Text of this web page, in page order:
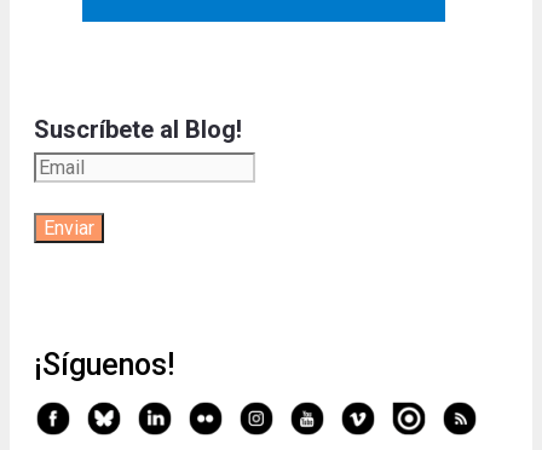
Suscríbete al Blog!
¡Síguenos!